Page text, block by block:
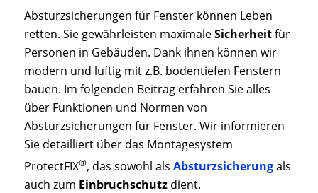
Absturzsicherungen für Fenster können Leben
retten. Sie gewährleisten maximaleSicherheitfür
Personen in Gebäuden. Dank ihnen können wir
modern und luftig mit z.B. bodentiefen Fenstern
bauen. Im folgenden Beitrag erfahren Sie alles
über Funktionen und Normen von
Absturzsicherungen für Fenster. Wir informieren
Sie detailliert über das Montagesystem
ProtectFIX®, das sowohl als Absturzsicherungals
auch zum Einbruchschutzdient.